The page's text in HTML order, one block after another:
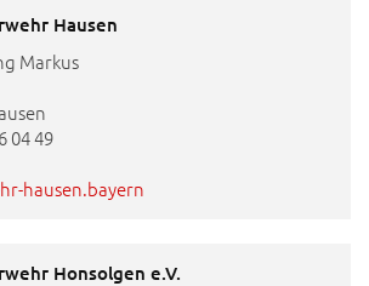
Hausen
Markus
04 49
hausen.bayern
Honsolgen e.V.